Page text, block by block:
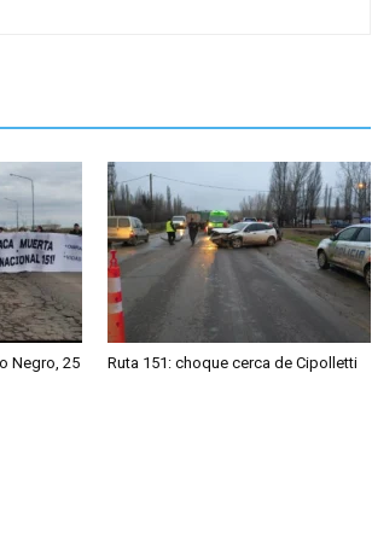
Negro, 25
Ruta 151: choque cerca de Cipolletti